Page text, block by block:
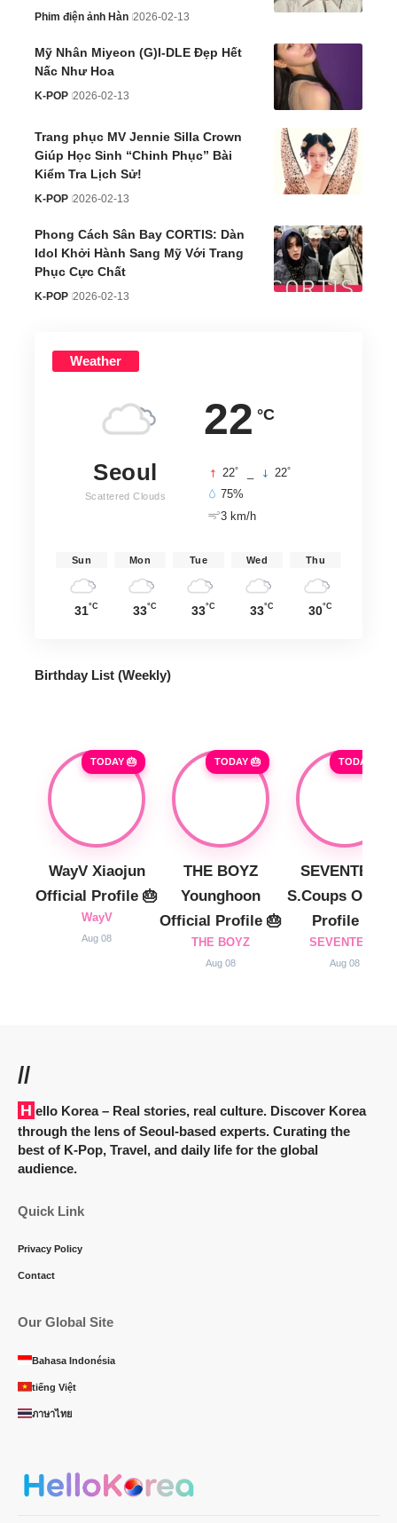
Phim điện ảnh Hàn 2026-02-13
Mỹ Nhân Miyeon (G)I-DLE Đẹp Hết
Nấc Như Hoa
K-POP 2026-02-13
Trang phục MV Jennie Silla Crown
Giúp Học Sinh “Chinh Phục” Bài
Kiểm Tra Lịch Sử!
K-POP 2026-02-13
Phong Cách Sân Bay CORTIS: Dàn
Idol Khởi Hành Sang Mỹ Với Trang
Phục Cực Chất
K-POP 2026-02-13
Weather
22 °C
Seoul
Scattered Clouds
22° 22°
75%
3 km/h
Sun
31°C
Mon
33°C
Tue
33°C
Wed
33°C
Thu
30°C
Birthday List (Weekly)
TODAY 🎂
WayV Xiaojun
Official Profile 🎂
WayV
Aug 08
TODAY 🎂
THE BOYZ
Younghoon
Official Profile 🎂
THE BOYZ
Aug 08
TODAY 🎂
SEVENTEEN
S.Coups
Profile 🎂
SEVENTEEN
Aug 08
//
Hello Korea– Real stories, real culture. Discover Korea
through the lens of Seoul-based experts. Curating the
best of K-Pop, Travel, and daily life for the global
audience.
Quick Link
Privacy Policy
Contact
Our Global Site
Bahasa Indonésia
tiếng Việt
ภาษาไทย